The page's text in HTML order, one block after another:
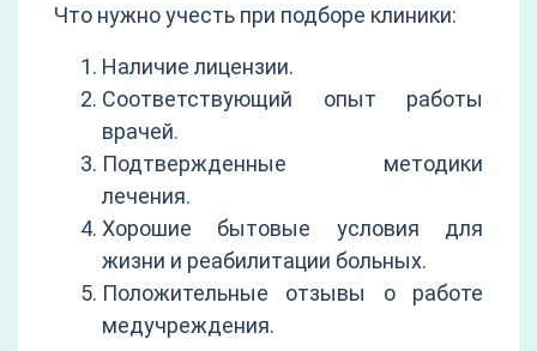
Что нужно учесть при подборе клиники:
Наличие лицензии.
Соответствующий опыт работы
врачей.
Подтвержденные методики
лечения.
Хорошие бытовые условия для
жизни и реабилитации больных.
Положительные отзывы о работе
медучреждения.